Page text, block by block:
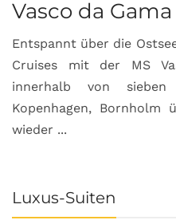
Vasco da Gama
Entspannt über die
Cruises mit der MS
innerhalb von
Kopenhagen, Bornholm
wieder ...
Luxus-Suiten